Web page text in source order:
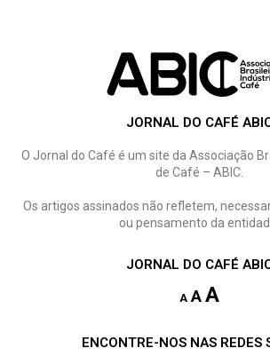
JORNAL DO CAFÉ
O Jornal do Café é um site da Associação
de Café – ABIC.
Os artigos assinados não refletem,
ou pensamento da
JORNAL DO CAFÉ
A A A
ENCONTRE-NOS NAS REDES